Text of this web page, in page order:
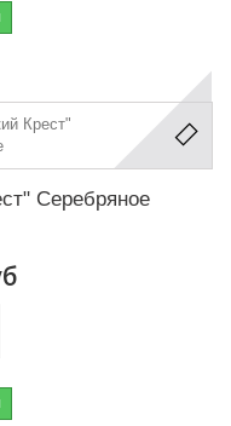
Серебряное